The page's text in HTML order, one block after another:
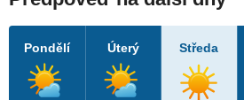
Pondělí Úterý Středa